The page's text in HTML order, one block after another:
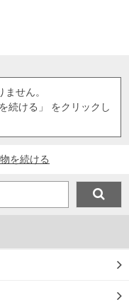
せん。
続ける」 をクリックし
を続ける